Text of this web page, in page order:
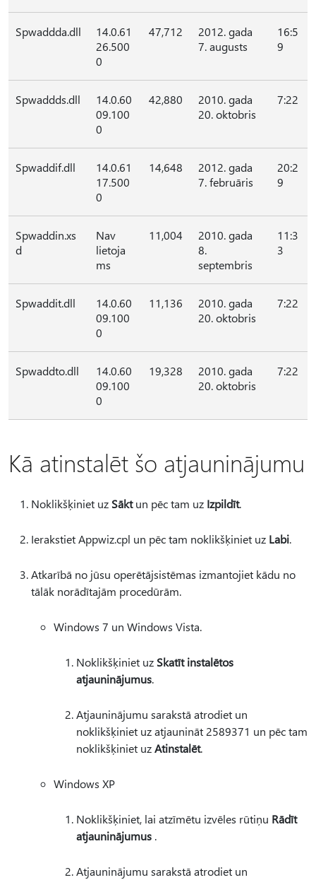
Spwaddda.dll
14.0.61
26.500
0
47,712
2012. gada
7. augusts
16:5
9
Spwaddds.dll
14.0.60
09.100
0
42,880
2010. gada
20. oktobris
7:22
Spwaddif.dll
14.0.61
17.500
0
14,648
2012. gada
7. februāris
20:2
9
Spwaddin.xs
d
Nav
lietoja
ms
11,004
2010. gada
8.
septembris
11:3
3
Spwaddit.dll
14.0.60
09.100
0
11,136
2010. gada
20. oktobris
7:22
Spwaddto.dll
14.0.60
09.100
0
19,328
2010. gada
20. oktobris
7:22
Kā atinstalēt šo atjauninājumu
Noklikšķiniet uz Sāktun pēc tam uz Izpildīt.
Ierakstiet Appwiz.cpl un pēc tam noklikšķiniet uz Labi.
Atkarībā no jūsu operētājsistēmas izmantojiet kādu no
tālāk norādītajām procedūrām.
Windows 7 un Windows Vista.
Noklikšķiniet uz Skatīt instalētos
atjauninājumus.
Atjauninājumu sarakstā atrodiet un
noklikšķiniet uz atjaunināt 2589371 un pēc tam
noklikšķiniet uzAtinstalēt.
Windows XP
Noklikšķiniet, lai atzīmētu izvēles rūtiņu Rādīt
atjauninājumus .
Atjauninājumu sarakstā atrodiet un